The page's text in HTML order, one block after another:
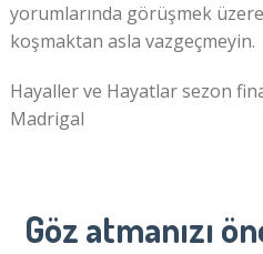
yorumlarında görüşmek
koşmaktan asla vazgeçmeyin.
Hayaller ve Hayatlar sezon
Madrigal
Göz atmanızı